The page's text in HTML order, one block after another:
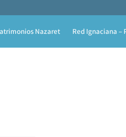
Red Ignaciana –